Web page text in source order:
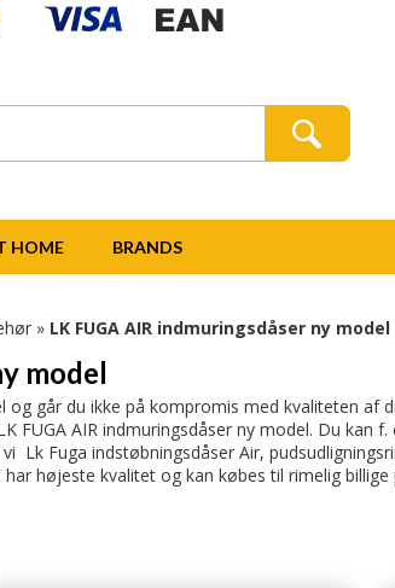
HOME BRANDS
» LK FUGA AIR indmuringsdåser ny model
model
og går du ikke på kompromis med kvaliteten af
AIR indmuringsdåser ny model. Du kan f.
Lk Fuga indstøbningsdåser Air,
højeste kvalitet og kan købes til rimelig